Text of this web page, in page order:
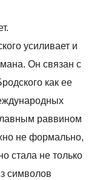
усиливает и
Он связан с
как ее
раввином
не формально,
стала не только
символов